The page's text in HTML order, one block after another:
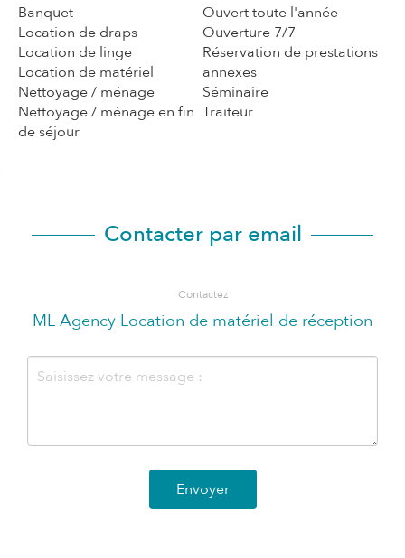
Banquet
Location de draps
Location de linge
Location de matériel
Nettoyage / ménage
Nettoyage / ménage en fin
de séjour
Ouvert toute l'année
Ouverture 7/7
Réservation de prestations
annexes
Séminaire
Traiteur
Contacter par email
Contactez
ML Agency Location de matériel de réception
Envoyer